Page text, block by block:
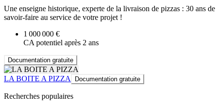
Une enseigne historique, experte de la livraison de pizzas : 30 ans de
savoir-faire au service de votre projet !
1 000 000 €
CA potentiel après 2 ans
Documentation gratuite
LA BOITE A PIZZA Documentation gratuite
Recherches populaires